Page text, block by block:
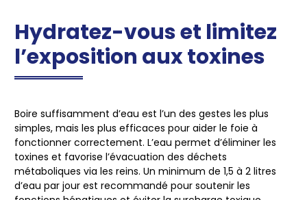
Hydratez-vous et limitez
l’exposition aux toxines
Boire suffisamment d’eau est l’un des gestes les plus
simples, mais les plus efficaces pour aider le foie à
fonctionner correctement. L’eau permet d’éliminer les
toxines et favorise l’évacuation des déchets
métaboliques via les reins. Un minimum de 1,5 à 2 litres
d’eau par jour est recommandé pour soutenir les